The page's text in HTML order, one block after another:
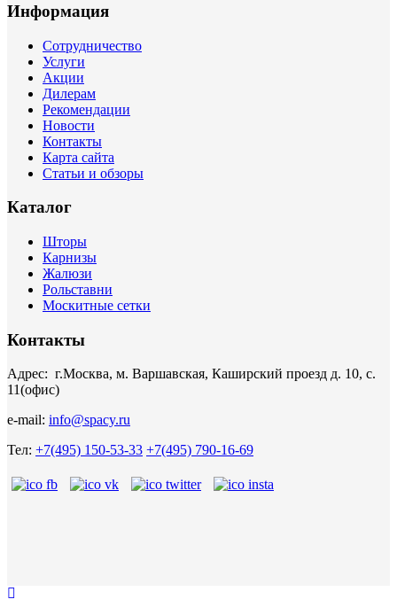
Информация
Сотрудничество
Услуги
Акции
Дилерам
Рекомендации
Новости
Контакты
Карта сайта
Статьи и обзоры
Каталог
Шторы
Карнизы
Жалюзи
Рольставни
Москитные сетки
Контакты
Адрес: г.Москва, м. Варшавская, Каширский проезд д. 10, с.
11(офис)
e-mail: info@spacy.ru
Тел: +7(495) 150-53-33 +7(495) 790-16-69